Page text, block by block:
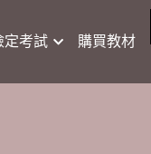
定考試 購買教材